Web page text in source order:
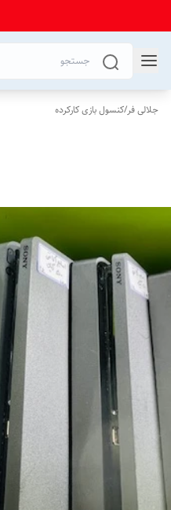
جلالی فر/کنسول بازی کارکرده